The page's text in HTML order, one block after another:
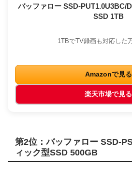
バッファロー SSD-PUT1.0U3BC/
SSD 1TB
1TBでTV録画も対応した
Amazonで見る
楽天市場で見る
第2位：バッファロー SSD-
ィック型SSD 500GB